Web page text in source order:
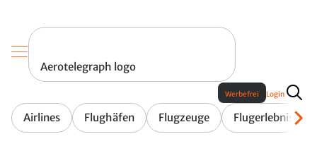
Aerotelegraph logo
Airlines Flughäfen Flugzeuge Flugerlebnis
Werbefrei Login